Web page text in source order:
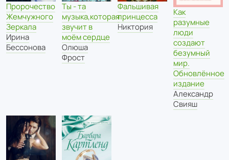
Пророчество
Жемчужного
Зеркала
Ирина
Бессонова
Ты - та
музыка,которая
звучит в
моём сердце
Олюша
Фрост
Фальшивая
принцесса
Никтория
Как
разумные
люди
создают
безумный
мир.
Обновлённое
издание
Александр
Свияш